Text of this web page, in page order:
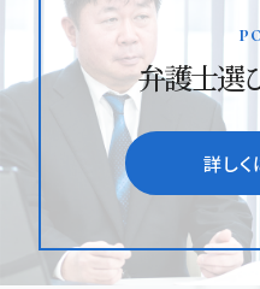
弁護士選
詳しく